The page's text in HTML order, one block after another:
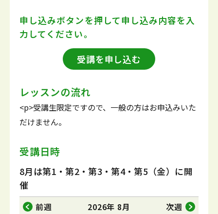
申し込みボタンを押して申し込み内容を入
力してください。
受講を申し込む
レッスンの流れ
<p>受講生限定ですので、一般の方はお申込みいた
だけません。
受講日時
8月は第1・第2・第3・第4・第5（金）に開
催
前週 2026年 8月 次週